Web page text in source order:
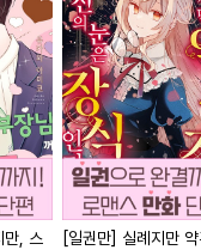
만, 스
[일권만] 실례지만